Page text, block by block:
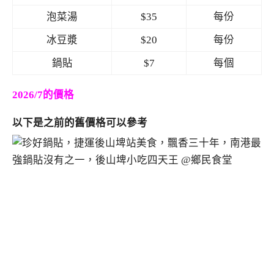
泡菜湯
$35
每份
冰豆漿
$20
每份
鍋貼
$7 每個
2026/7的價格
以下是之前的舊價格可以參考